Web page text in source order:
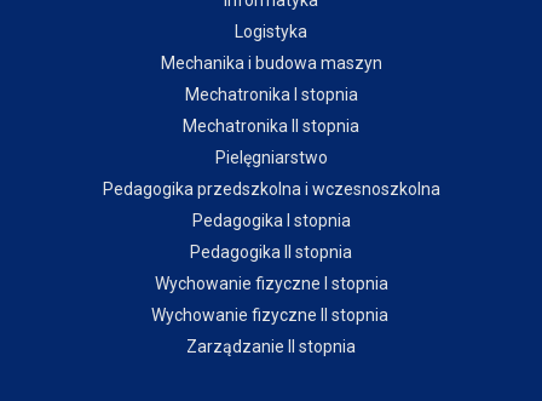
Logistyka
Mechanika i budowa maszyn
Mechatronika I stopnia
Mechatronika II stopnia
Pielęgniarstwo
Pedagogika przedszkolna i wczesnoszkolna
Pedagogika I stopnia
Pedagogika II stopnia
Wychowanie fizyczne I stopnia
Wychowanie fizyczne II stopnia
Zarządzanie II stopnia